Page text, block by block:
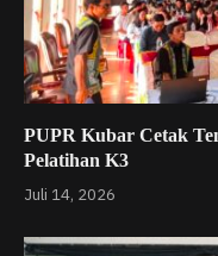
PUPR Kubar Cetak
Pelatihan K3
Juli 14, 2026